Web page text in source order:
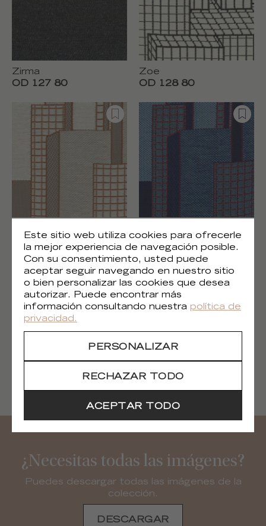
Zirma
OD 127 80
Zoe
OD 128 80
OD 129 04
OD 129 46
¿Necesitas todas las imágenes?
Puedes descargar todas las imágenes de la
colección.
DESCARGAR
Este sitio web utiliza cookies para ofrecerle
la mejor experiencia de navegación posible.
Con su consentimiento, usted puede
aceptar seguir navegando en nuestro sitio
o bien personalizar las cookies que desea
autorizar. Puede encontrar más
información consultando nuestra política de
privacidad.
PERSONALIZAR
RECHAZAR TODO
ACEPTAR TODO